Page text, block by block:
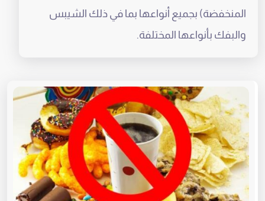
المنخفضة) بجميع أنواعها بما في ذلك الشيبس
والبفك بأنواعها المختلفة.